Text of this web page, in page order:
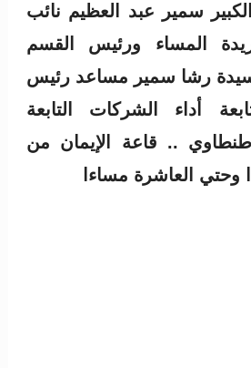
سمير عبد العظيم نائب
المساء ورئيس القسم
رشا سمير مساعد رئيس
أداء الشركات التابعة
.. قاعة الإيمان من